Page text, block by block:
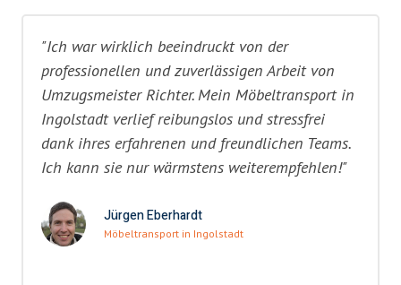
"Ich war wirklich beeindruckt von der
professionellen und zuverlässigen Arbeit von
Umzugsmeister Richter. Mein Möbeltransport in
Ingolstadt verlief reibungslos und stressfrei
dank ihres erfahrenen und freundlichen Teams.
Ich kann sie nur wärmstens weiterempfehlen!"
Jürgen Eberhardt
Möbeltransport in Ingolstadt